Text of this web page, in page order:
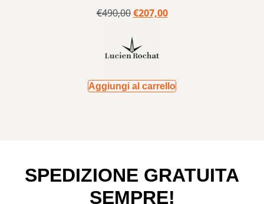
€490,00 €207,00
Aggiungi al carrello
SPEDIZIONE GRATUITA
SEMPRE!